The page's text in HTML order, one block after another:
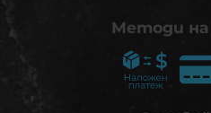
Методи